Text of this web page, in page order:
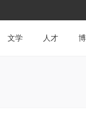
文学 人才